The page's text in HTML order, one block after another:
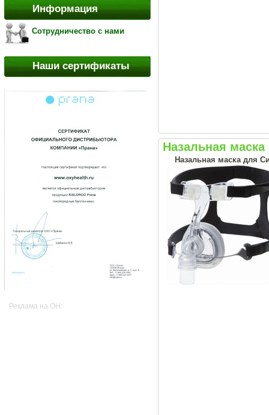
Информация
Сотрудничество с нами
Наши сертификаты
Реклама на OH:
Назальная
Назальная маска для